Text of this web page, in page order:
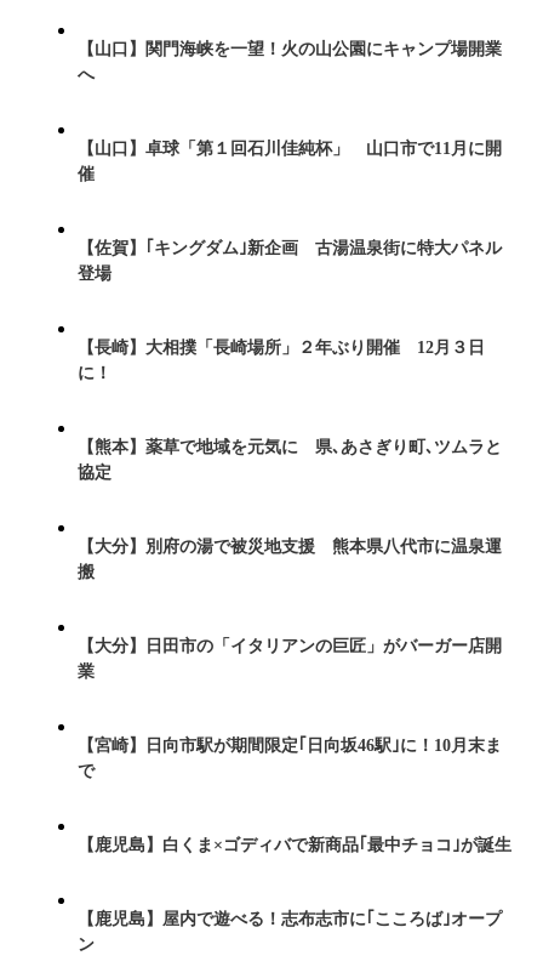
【山口】関門海峡を一望！火の山公園にキャンプ場開業
へ
【山口】卓球「第１回石川佳純杯」 山口市で11月に開
催
【佐賀】｢キングダム｣新企画 古湯温泉街に特大パネル
登場
【長崎】大相撲「長崎場所」２年ぶり開催 12月３日
に！
【熊本】薬草で地域を元気に 県､あさぎり町､ツムラと
協定
【大分】別府の湯で被災地支援 熊本県八代市に温泉運
搬
【大分】日田市の「イタリアンの巨匠」がバーガー店開
業
【宮崎】日向市駅が期間限定｢日向坂46駅｣に！10月末ま
で
【鹿児島】白くま×ゴディバで新商品｢最中チョコ｣が誕生
【鹿児島】屋内で遊べる！志布志市に｢こころば｣オープ
ン